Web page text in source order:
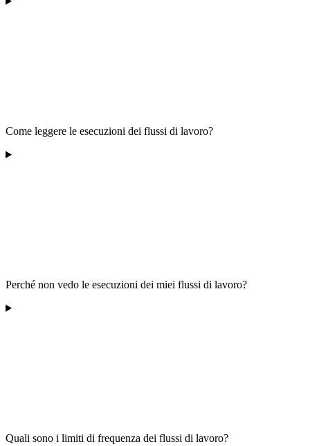
Come leggere le esecuzioni dei flussi di lavoro?
Perché non vedo le esecuzioni dei miei flussi di lavoro?
Quali sono i limiti di frequenza dei flussi di lavoro?